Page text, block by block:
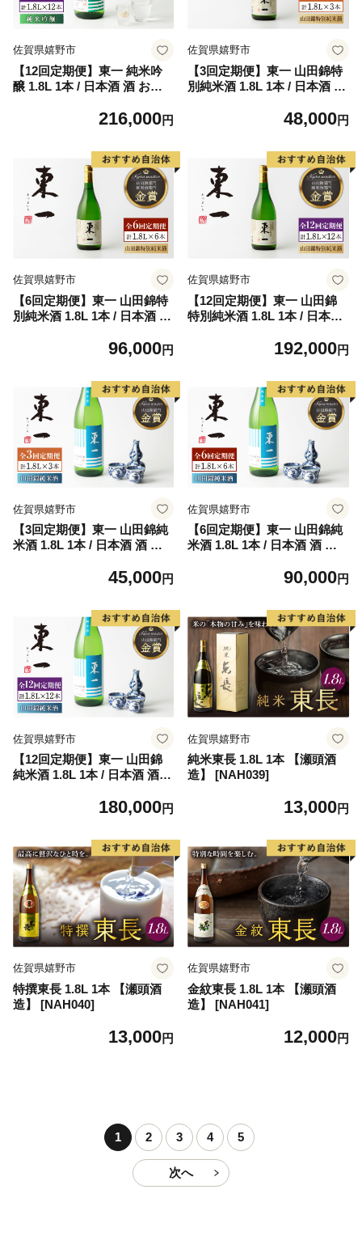
佐賀県嬉野市
【12回定期便】東一 純米吟
醸 1.8L 1本 / 日本酒 酒 お酒
216,000円
佐賀県嬉野市
【3回定期便】東一 山田錦特
別純米酒 1.8L 1本 / 日本酒 酒
48,000円
佐賀県嬉野市
【6回定期便】東一 山田錦特
別純米酒 1.8L 1本 / 日本酒 酒
96,000円
佐賀県嬉野市
【12回定期便】東一 山田錦
特別純米酒 1.8L 1本 / 日本酒
192,000円
佐賀県嬉野市
【3回定期便】東一 山田錦純
米酒 1.8L 1本 / 日本酒 酒 お
45,000円
佐賀県嬉野市
【6回定期便】東一 山田錦純
米酒 1.8L 1本 / 日本酒 酒 お
90,000円
佐賀県嬉野市
【12回定期便】東一 山田錦
純米酒 1.8L 1本 / 日本酒 酒
180,000円
佐賀県嬉野市
純米東長 1.8L 1本 【瀬頭酒
造】 [NAH039]
13,000円
佐賀県嬉野市
特撰東長 1.8L 1本 【瀬頭酒
造】 [NAH040]
13,000円
佐賀県嬉野市
金紋東長 1.8L 1本 【瀬頭酒
造】 [NAH041]
12,000円
1 2 3 4 5
次へ